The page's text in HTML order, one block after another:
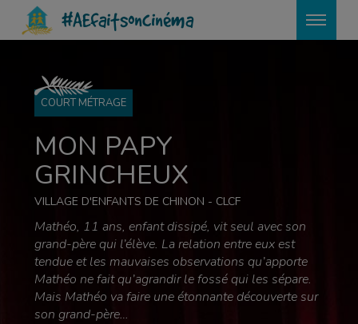
#AEfaitsoncinéma
COURT MÉTRAGE
MON PAPY
GRINCHEUX
VILLAGE D'ENFANTS DE CHINON - CLCF
Mathéo, 11 ans, enfant dissipé, vit seul avec son
grand-père qui l’élève. La relation entre eux est
tendue et les mauvaises observations qu’apporte
Mathéo ne fait qu’agrandir le fossé qui les sépare.
Mais Mathéo va faire une étonnante découverte sur
son grand-père…